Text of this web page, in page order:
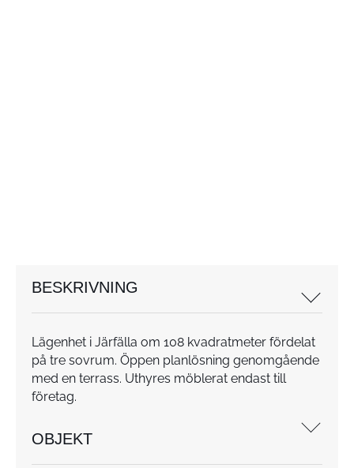
BESKRIVNING
Lägenhet i Järfälla om 108 kvadratmeter fördelat
på tre sovrum. Öppen planlösning genomgående
med en terrass. Uthyres möblerat endast till
företag.
OBJEKT